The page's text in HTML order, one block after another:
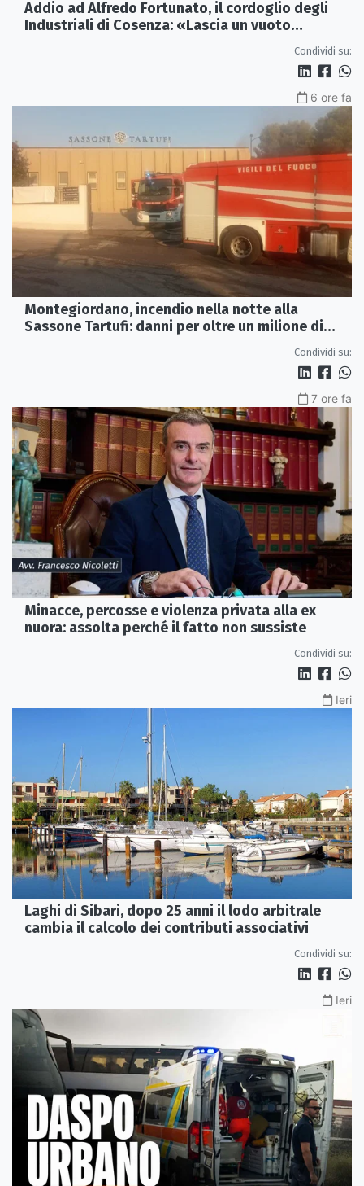
Addio ad Alfredo Fortunato, il cordoglio degli
Industriali di Cosenza: «Lascia un vuoto
Condividi su:
6 ore fa
Montegiordano, incendio nella notte alla
Sassone Tartufi: danni per oltre un milione di
Condividi su:
7 ore fa
Minacce, percosse e violenza privata alla ex
nuora: assolta perché il fatto non sussiste
Condividi su:
Ieri
Laghi di Sibari, dopo 25 anni il lodo arbitrale
cambia il calcolo dei contributi associativi
Condividi su:
Ieri